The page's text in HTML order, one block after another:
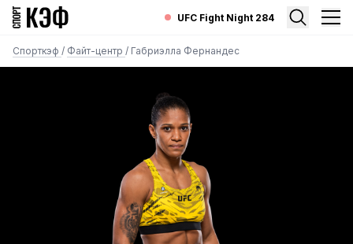
UFC Fight Night 284
Спорткэф / Файт-центр / Габриэлла Фернандес